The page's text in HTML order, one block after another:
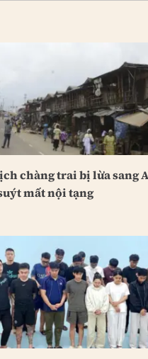
chàng trai bị lừa sang
mất nội tạng